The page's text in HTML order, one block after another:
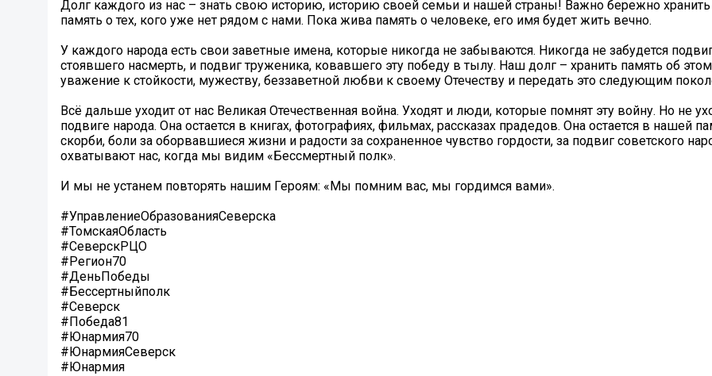
Долг каждого из нас – знать свою историю, историю своей семьи и нашей страны! Важно бережно хранить
память о тех, кого уже нет рядом с нами. Пока жива память о человеке, его имя будет жить вечно.
У каждого народа есть свои заветные имена, которые никогда не забываются. Никогда не забудется
стоявшего насмерть, и подвиг труженика, ковавшего эту победу в тылу. Наш долг – хранить память об
уважение к стойкости, мужеству, беззаветной любви к своему Отечеству и передать это следующим
Всё дальше уходит от нас Великая Отечественная война. Уходят и люди, которые помнят эту войну. Но не
подвиге народа. Она остается в книгах, фотографиях, фильмах, рассказах прадедов. Она остается в нашей
скорби, боли за оборвавшиеся жизни и радости за сохраненное чувство гордости, за подвиг советского
охватывают нас, когда мы видим «Бессмертный полк».
И мы не устанем повторять нашим Героям: «Мы помним вас, мы гордимся вами».
#УправлениеОбразованияСеверска
#ТомскаяОбласть
#СеверскРЦО
#Регион70
#ДеньПобеды
#Бессертныйполк
#Северск
#Победа81
#Юнармия70
#ЮнармияСеверск
#Юнармия